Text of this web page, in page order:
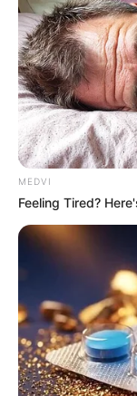
MEDVI
Feeling Tired?